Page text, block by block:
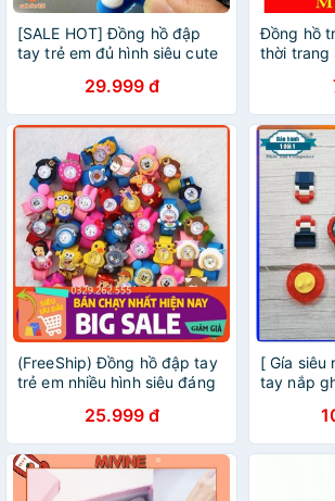
[SALE HOT] Đồng hồ đập
tay trẻ em đủ hình siêu cute
29.999 đ
Đồng hồ
thời trang
(FreeShip) Đồng hồ đập tay
trẻ em nhiều hình siêu đáng
25.999 đ
[ Gía siêu
tay nắp